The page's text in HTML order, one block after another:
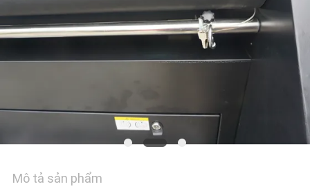
TIN
TỨC
CẢ
TRƯỜNG
HỢP
Mô tả sản phẩm